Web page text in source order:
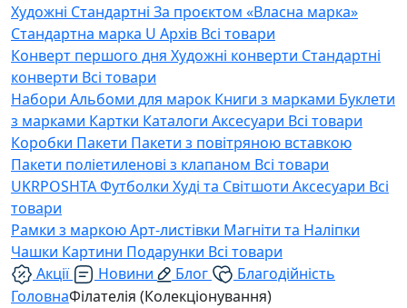
Художні Стандартні За проєктом «Власна марка»
Стандартна марка U Архів Всі товари
Конверт першого дня Художні конверти Стандартні
конверти Всі товари
Набори Альбоми для марок Книги з марками Буклети
з марками Картки Каталоги Аксесуари Всі товари
Коробки Пакети Пакети з повітряною вставкою
Пакети поліетиленові з клапаном Всі товари
UKRPOSHTAФутболки Худі та Світшоти Аксесуари Всі
товари
Рамки з маркоюАрт-листівки Магніти та Наліпки
Чашки Картини Подарунки Всі товари
Акції
Новини Блог
Благодійність
ГоловнаФілателія (Колекціонування)